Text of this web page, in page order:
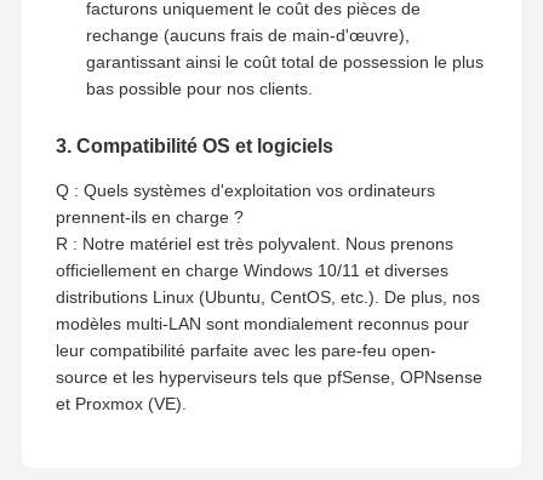
facturons uniquement le coût des pièces de
rechange (aucuns frais de main-d'œuvre),
garantissant ainsi le coût total de possession le plus
bas possible pour nos clients.
3. Compatibilité OS et logiciels
Q : Quels systèmes d'exploitation vos ordinateurs
prennent-ils en charge ?
R : Notre matériel est très polyvalent. Nous prenons
officiellement en charge Windows 10/11 et diverses
distributions Linux (Ubuntu, CentOS, etc.). De plus, nos
modèles multi-LAN sont mondialement reconnus pour
leur compatibilité parfaite avec les pare-feu open-
source et les hyperviseurs tels que pfSense, OPNsense
et Proxmox (VE).